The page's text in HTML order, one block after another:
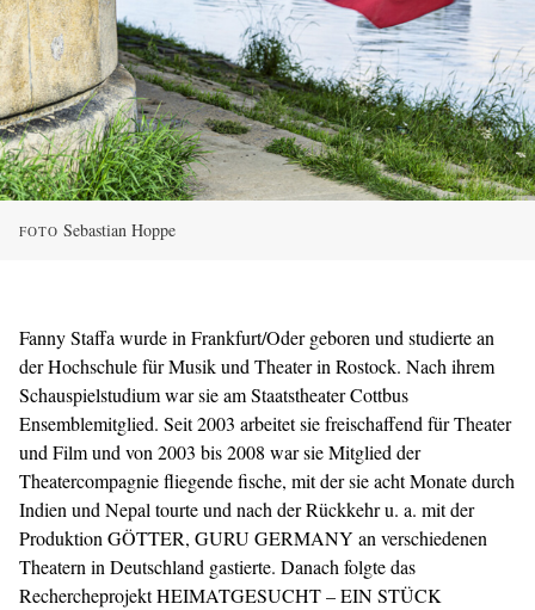
FOTO Sebastian Hoppe
Fanny Staffa wurde in Frankfurt/Oder geboren und studierte an
der Hochschule für Musik und Theater in Rostock. Nach ihrem
Schauspielstudium war sie am Staatstheater Cottbus
Ensemblemitglied. Seit 2003 arbeitet sie freischaffend für Theater
und Film und von 2003 bis 2008 war sie Mitglied der
Theatercompagnie fliegende fische, mit der sie acht Monate durch
Indien und Nepal tourte und nach der Rückkehr u. a. mit der
Produktion GÖTTER, GURU GERMANY an verschiedenen
Theatern in Deutschland gastierte. Danach folgte das
Rechercheprojekt HEIMATGESUCHT – EIN STÜCK